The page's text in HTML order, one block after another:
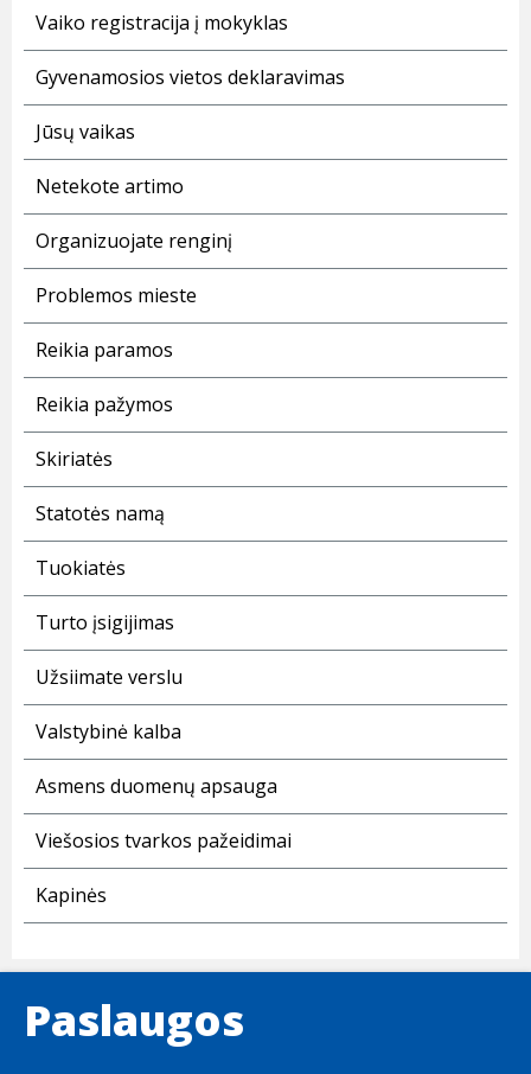
Vaiko registracija į mokyklas
Gyvenamosios vietos deklaravimas
Jūsų vaikas
Netekote artimo
Organizuojate renginį
Problemos mieste
Reikia paramos
Reikia pažymos
Skiriatės
Statotės namą
Tuokiatės
Turto įsigijimas
Užsiimate verslu
Valstybinė kalba
Asmens duomenų apsauga
Viešosios tvarkos pažeidimai
Kapinės
Paslaugos